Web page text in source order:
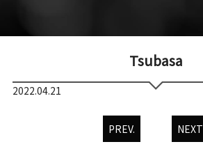
Tsubasa
2022.04.21
PREV. NEXT